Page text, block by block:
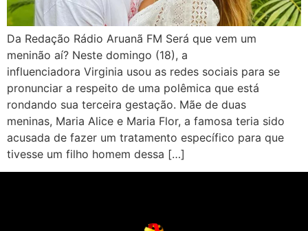
Da Redação Rádio Aruanã FM Será que vem um
meninão aí? Neste domingo (18), a
influenciadora Virginia usou as redes sociais para se
pronunciar a respeito de uma polêmica que está
rondando sua terceira gestação. Mãe de duas
meninas, Maria Alice e Maria Flor, a famosa teria sido
acusada de fazer um tratamento específico para que
tivesse um filho homem dessa […]